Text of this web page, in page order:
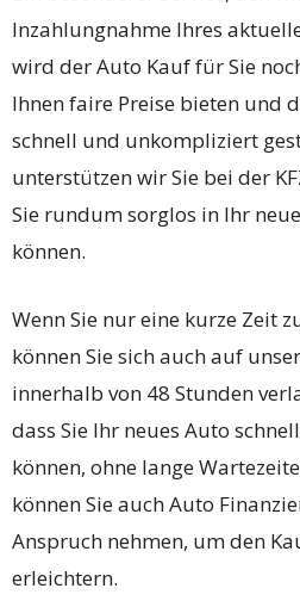
Inzahlungnahme Ihres
wird der Auto Kauf für Sie
Ihnen faire Preise bieten und
schnell und unkompliziert
unterstützen wir Sie bei der
Sie rundum sorglos in Ihr
können.
Wenn Sie nur eine kurze Zeit
können Sie sich auch auf
innerhalb von 48 Stunden
dass Sie Ihr neues Auto
können, ohne lange
können Sie auch Auto
Anspruch nehmen, um den
erleichtern.